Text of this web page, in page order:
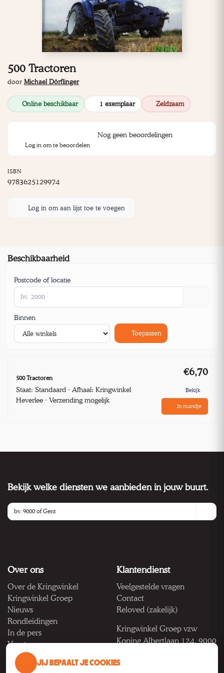
500 Tractoren
door Michael Dörflinger
Online beschikbaar 1 exemplaar Zeldzaam
Nog geen beoordelingen
Log in om te beoordelen
ISBN
9783625129974
Log in om aan lijst toe te voegen
Beschikbaarheid
Postcode of locatie
Binnen
Toepassen
500 Tractoren
Staat: Standaard · Afhaal: Kringwinkel
Heverlee · Verzending mogelijk
€6,70
Bekijk
In mandje
Bekijk welke diensten we aanbieden in jouw buurt.
Over ons
Over de Kringwinkel
Kringwinkel Groep
Nieuws
Rondleidingen
In de pers
Vacatures
Klantendienst
Veelgestelde vragen
Contact
Reloved (zakelijk)
Kringwinkel Groep vzw
Koning Albertlaan 124, 9000
BTW BE 1033.922.208
JIJ BEPAALT JE COOKIES